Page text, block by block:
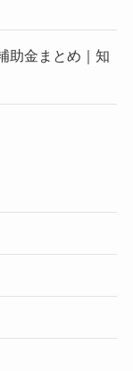
助金まとめ｜知